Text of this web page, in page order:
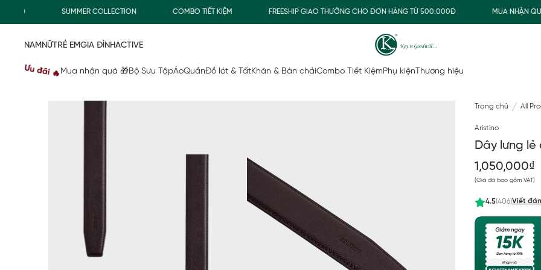
SUMMER COLLECTION COMBO TIẾT KIỆM FREESHIP GIAO THƯỜNG CHO ĐƠN HÀNG TỪ 500.000Đ MUA NHẬN QUÀ
NAMNỮTRẺ EMGIA ĐÌNHACTIVE
Ưu đãi 🔥 Mua nhận quà 🎁Bộ Sưu TậpÁoQuầnĐồ lót & TấtKhăn & Bàn chảiCombo Tiết KiệmPhụ kiện Thương hiệu
Trang chủ All
Aristino
Dây lưng lẻ
1,050,000₫
(Giá đã bao gồm VAT)
4.5(406)Viết